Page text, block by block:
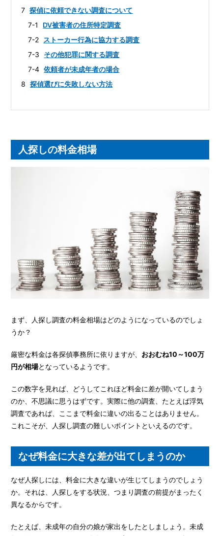
7 探偵に依頼できない調査について
7-1
DV被害者の住所特定調査
7-2
ストーカー行為に協力する調査
7-3
その他犯罪に関する調査
7-4 依頼者が未成年者の場合
8
探偵選びに失敗しない方法
人探しの料金相場
まず、人探し調査の料金相場はどのようになっているのでしょ
うか？
厳密な料金は各探偵事務所に依りますが、 おおむね10～100万
円が相場となっているようです。
この数字を見れば、どうしてこれほど料金に差が開いてしまう
のか、不思議に思うはずです。実際に他の調査、たとえば浮気
調査であれば、ここまで料金に違いの出ることはありません。
これこそが、人探し調査の難しいポイントといえるのです。
なぜ料金に大きな差が出てしまうのか
なぜ人探しには、料金に大きな違いが生じてしまうのでしょう
か。それは、人探しをする状況、つまり調査の前提がまったく
異なるからです。
たとえば、未成年の自分の娘が家出をしたとしましょう。未成